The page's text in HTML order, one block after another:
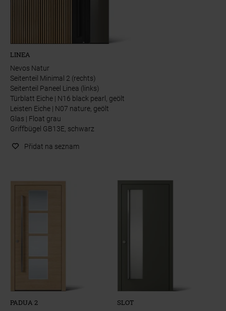
LINEA
Nevos Natur
Seitenteil Minimal 2 (rechts)
Seitenteil Paneel Linea (links)
Türblatt Eiche | N16 black pearl, geölt
Leisten Eiche | N07 nature, geölt
Glas | Float grau
Griffbügel GB13E, schwarz
Přidat na seznam
PADUA 2 SLOT